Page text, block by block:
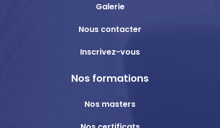
Galerie
Nous contacter
Inscrivez-vous
Nos formations
Nos masters